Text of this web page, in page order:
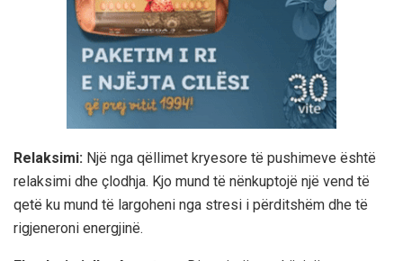
Relaksimi: Një nga qëllimet kryesore të pushimeve është
relaksimi dhe çlodhja. Kjo mund të nënkuptojë një vend të
qetë ku mund të largoheni nga stresi i përditshëm dhe të
rigjeneroni energjinë.